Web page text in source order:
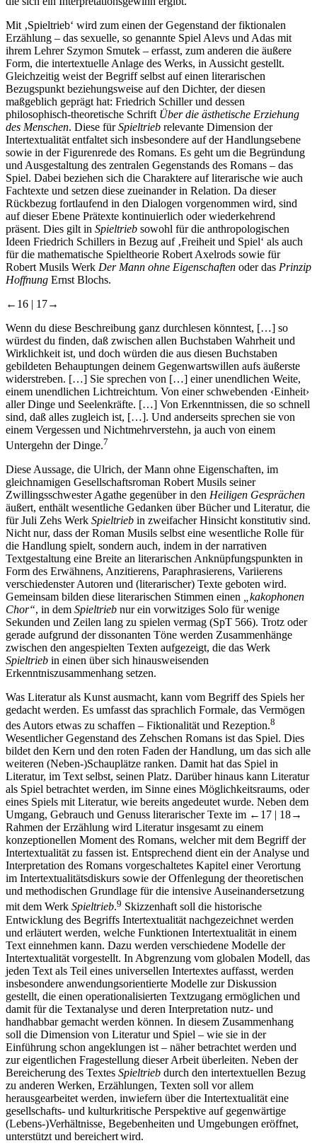
Mit ‚Spieltrieb‘ wird zum einen der Gegenstand der fiktionalen
Erzählung – das sexuelle, so genannte Spiel Alevs und Adas mit
ihrem Lehrer Szymon Smutek – erfasst, zum anderen die äußere
Form, die intertextuelle Anlage des Werks, in Aussicht gestellt.
Gleichzeitig weist der Begriff selbst auf einen literarischen
Bezugspunkt beziehungsweise auf den Dichter, der diesen
maßgeblich geprägt hat: Friedrich Schiller und dessen
philosophisch-theoretische Schrift Über die ästhetische Erziehung
des Menschen. Diese fürSpieltrieb relevante Dimension der
Intertextualität entfaltet sich insbesondere auf der Handlungsebene
sowie in der Figurenrede des Romans. Es geht um die Begründung
und Ausgestaltung des zentralen Gegenstands des Romans – das
Spiel. Dabei beziehen sich die Charaktere auf literarische wie auch
Fachtexte und setzen diese zueinander in Relation. Da dieser
Rückbezug fortlaufend in den Dialogen vorgenommen wird, sind
auf dieser Ebene Prätexte kontinuierlich oder wiederkehrend
präsent. Dies gilt in Spieltrieb sowohl für die anthropologischen
Ideen Friedrich Schillers in Bezug auf ‚Freiheit und Spiel‘ als auch
für die mathematische Spieltheorie Robert Axelrods sowie für
Robert Musils Werk Der Mann ohne Eigenschaften oder das Prinzip
Hoffnung Ernst Blochs.
←16 | 17→
Wenn du diese Beschreibung ganz durchlesen könntest, […] so
würdest du finden, daß zwischen allen Buchstaben Wahrheit und
Wirklichkeit ist, und doch würden die aus diesen Buchstaben
gebildeten Behauptungen deinem Gegenwartswillen aufs äußerste
widerstreben. […] Sie sprechen von […] einer unendlichen Weite,
einem unendlichen Lichtreichtum. Von einer schwebenden ‹Einheit›
aller Dinge und Seelenkräfte. […] Von Erkenntnissen, die so schnell
sind, daß alles zugleich ist, […]. Und anderseits sprechen sie von
einem Vergessen und Nichtmehrverstehn, ja auch von einem
Untergehn der Dinge.7
Diese Aussage, die Ulrich, der Mann ohne Eigenschaften, im
gleichnamigen Gesellschaftsroman Robert Musils seiner
Zwillingsschwester Agathe gegenüber in den Heiligen Gesprächen
äußert, enthält wesentliche Gedanken über Bücher und Literatur, die
für Juli Zehs Werk Spieltrieb in zweifacher Hinsicht konstitutiv sind.
Nicht nur, dass der Roman Musils selbst eine wesentliche Rolle für
die Handlung spielt, sondern auch, indem in der narrativen
Textgestaltung eine Breite an literarischen Anknüpfungspunkten in
Form des Erwähnens, Anzitierens, Paraphrasierens, Variierens
verschiedenster Autoren und (literarischer) Texte geboten wird.
Gemeinsam bilden diese literarischen Stimmen einen
„kakophonen
Chor“, in dem Spieltrieb nur ein vorwitziges Solo für wenige
Sekunden und Zeilen lang zu spielen vermag (SpT 566). Trotz oder
gerade aufgrund der dissonanten Töne werden Zusammenhänge
zwischen den angespielten Texten aufgezeigt, die das Werk
Spieltrieb in einen über sich hinausweisenden
Erkenntniszusammenhang setzen.
Was Literatur als Kunst ausmacht, kann vom Begriff des Spiels her
gedacht werden. Es umfasst das sprachlich Formale, das Vermögen
des Autors etwas zu schaffen – Fiktionalität und Rezeption.8
Wesentlicher Gegenstand des Zehschen Romans ist das Spiel. Dies
bildet den Kern und den roten Faden der Handlung, um das sich alle
weiteren (Neben-)Schauplätze ranken. Damit hat das Spiel in
Literatur, im Text selbst, seinen Platz. Darüber hinaus kann Literatur
als Spiel betrachtet werden, im Sinne eines Möglichkeitsraums, oder
eines Spiels mit Literatur, wie bereits angedeutet wurde. Neben dem
Umgang, Gebrauch und Genuss literarischer Texte im ←17 | 18→
Rahmen der Erzählung wird Literatur insgesamt zu einem
konzeptionellen Moment des Romans, welcher mit dem Begriff der
Intertextualität zu fassen ist. Entsprechend dient ein der Analyse und
Interpretation des Romans vorgeschaltetes Kapitel einer Verortung
im Intertextualitätsdiskurs sowie der Offenlegung der theoretischen
und methodischen Grundlage für die intensive Auseinandersetzung
mit dem Werk Spieltrieb.9 Skizzenhaft soll die historische
Entwicklung des Begriffs Intertextualität nachgezeichnet werden
und erläutert werden, welche Funktionen Intertextualität in einem
Text einnehmen kann. Dazu werden verschiedene Modelle der
Intertextualität vorgestellt. In Abgrenzung vom globalen Modell, das
jeden Text als Teil eines universellen Intertextes auffasst, werden
insbesondere anwendungsorientierte Modelle zur Diskussion
gestellt, die einen operationalisierten Textzugang ermöglichen und
damit für die Textanalyse und deren Interpretation nutz- und
handhabbar gemacht werden können. In diesem Zusammenhang
soll die Dimension von Literatur und Spiel – wie sie in der
Einführung schon angeklungen ist – näher betrachtet werden und
zur eigentlichen Fragestellung dieser Arbeit überleiten. Neben der
Bereicherung des Textes Spieltrieb durch den intertextuellen Bezug
zu anderen Werken, Erzählungen, Texten soll vor allem
herausgearbeitet werden, inwiefern über die Intertextualität eine
gesellschafts- und kulturkritische Perspektive auf gegenwärtige
(Lebens-)Verhältnisse, Begebenheiten und Umgebungen eröffnet,
unterstützt und bereichert wird.